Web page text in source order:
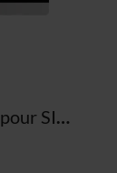
Alfen WebApp EZ™ pour SIM (1 année)